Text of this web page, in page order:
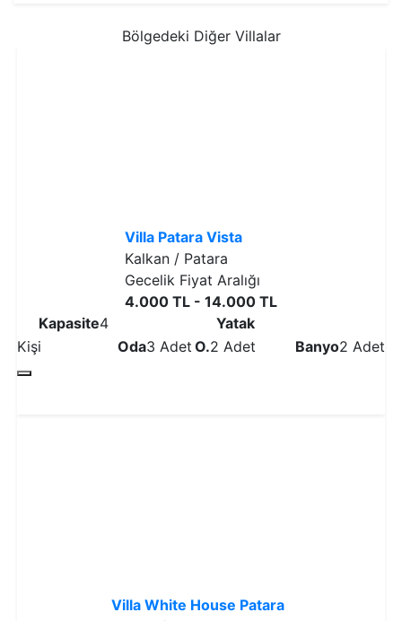
Bölgedeki Diğer Villalar
Villa Patara Vista
Kalkan / Patara
Gecelik Fiyat Aralığı
4.000 TL - 14.000 TL
Kapasite4
Kişi
Oda3 Adet
Yatak
O.2 Adet Banyo2 Adet
Villa White House Patara